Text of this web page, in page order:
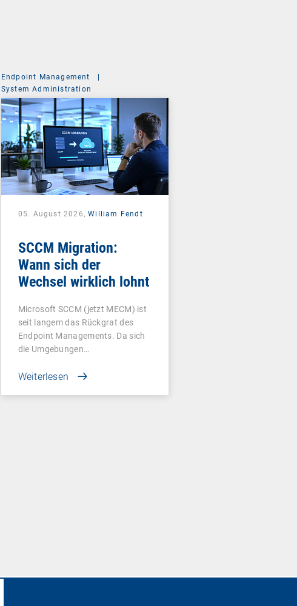
Endpoint Management
|
System Administration
05. August 2026,William Fendt
SCCM Migration:
Wann sich der
Wechsel wirklich lohnt
Microsoft SCCM (jetzt MECM) ist
seit langem das Rückgrat des
Endpoint Managements. Da sich
die Umgebungen…
Weiterlesen